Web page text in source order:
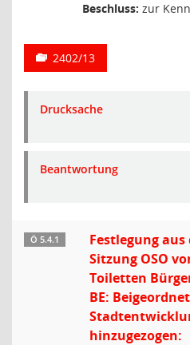
Beschluss: zur
2402/13
Drucksache
Beantwortung
Ö 5.4.1
Festlegung
Sitzung OSO
Toiletten
BE:
hinzugezogen: